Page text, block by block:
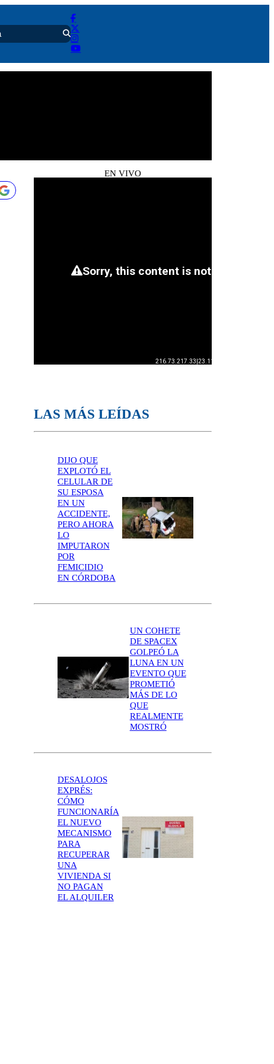
EN VIVO
LAS MÁS LEÍDAS
DIJO QUE
EXPLOTÓ EL
CELULAR DE
SU ESPOSA
EN UN
ACCIDENTE,
PERO AHORA
LO
IMPUTARON
POR
FEMICIDIO
EN CÓRDOBA
UN COHETE
DE SPACEX
GOLPEÓ LA
LUNA EN UN
EVENTO QUE
PROMETIÓ
MÁS DE LO
QUE
REALMENTE
MOSTRÓ
DESALOJOS
EXPRÉS:
CÓMO
FUNCIONARÍA
EL NUEVO
MECANISMO
PARA
RECUPERAR
UNA
VIVIENDA SI
NO PAGAN
EL ALQUILER